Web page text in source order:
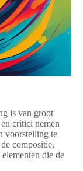
is van groot
critici nemen
voorstelling te
compositie,
die de